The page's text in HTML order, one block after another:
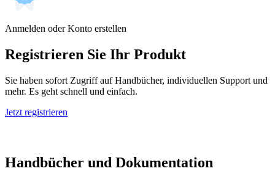
Anmelden oder Konto erstellen
Registrieren Sie Ihr Produkt
Sie haben sofort Zugriff auf Handbücher, individuellen Support und
mehr. Es geht schnell und einfach.
Jetzt registrieren
Handbücher und Dokumentation